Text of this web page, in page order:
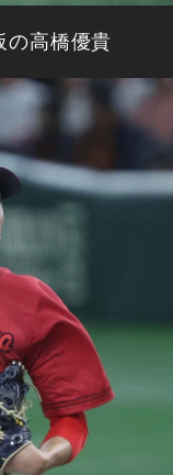
の高橋優貴